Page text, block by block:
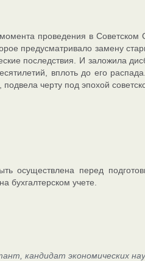
проведения в
предусматривало замену
последствия. И заложила
вплоть до его
черту под эпохой
перед
бухгалтерском учете.
кандидат экономических